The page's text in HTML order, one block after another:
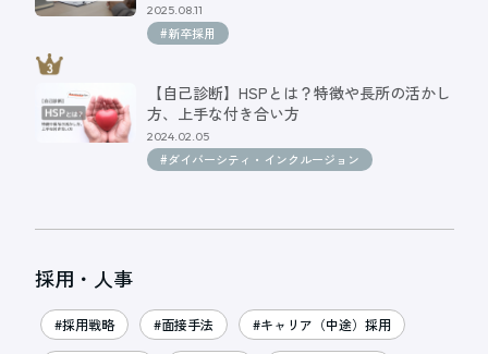
2025.08.11
#新卒採用
【自己診断】HSPとは？特徴や長所の活かし
方、上手な付き合い方
2024.02.05
#ダイバーシティ・インクルージョン
採用・人事
#採用戦略 #面接手法 #キャリア（中途）採用